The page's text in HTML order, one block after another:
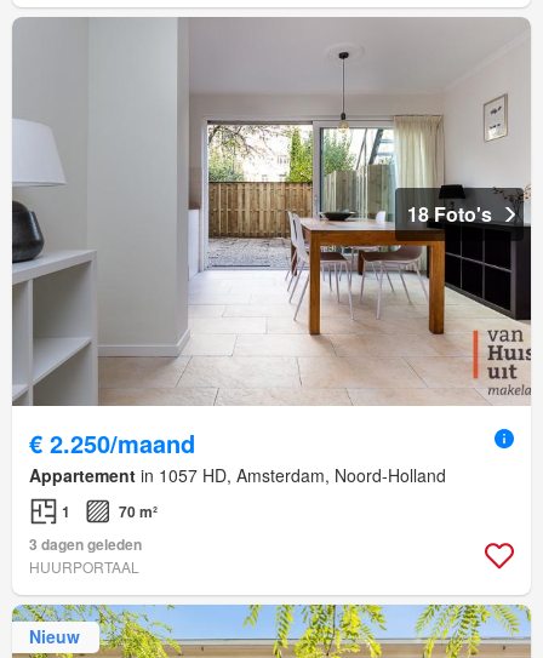
18 Foto's
€ 2.250/maand
Appartement in 1057 HD, Amsterdam, Noord-Holland
1
70 m²
3 dagen geleden
HUURPORTAAL
Nieuw